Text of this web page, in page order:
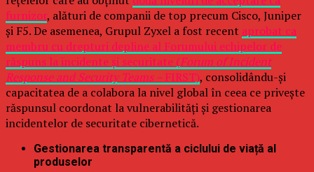
furnizor, alături de companii de top precum Cisco, Juniper
și F5. De asemenea, Grupul Zyxel a fost recent aprobat ca
membru cu drepturi depline al Forumului echipelor de
răspuns la incidente și securitate (Forum of Incident
Response and Security Teams –FIRST), consolidându-și
capacitatea de a colabora la nivel global în ceea ce privește
răspunsul coordonat la vulnerabilități și gestionarea
incidentelor de securitate cibernetică.
Gestionarea transparentă a ciclului de viață al
produselor